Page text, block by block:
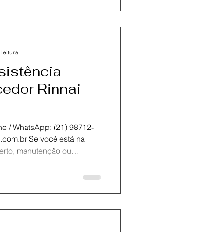
do seu equipamento.
Rinnai
(21) 98712-
técnica
do seu equipamento.
leitura